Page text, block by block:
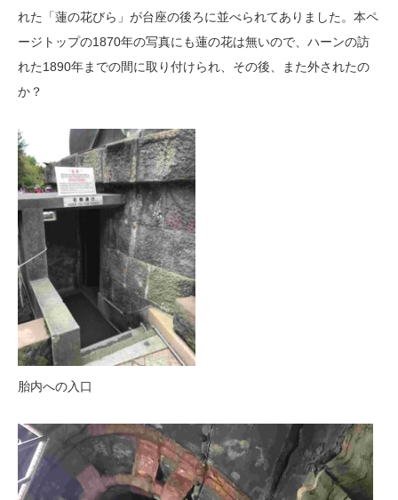
れた「蓮の花びら」が台座の後ろに並べられてありました。本ペ
ージトップの1870年の写真にも蓮の花は無いので、ハーンの訪
れた1890年までの間に取り付けられ、その後、また外されたの
か？
胎内への入口